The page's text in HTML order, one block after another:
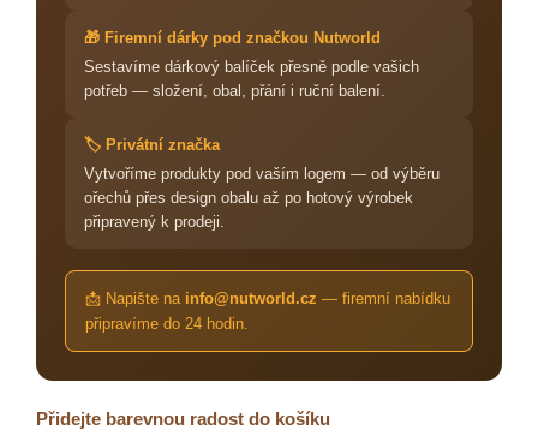
🎁 Firemní dárky pod značkou Nutworld
Sestavíme dárkový balíček přesně podle vašich
potřeb — složení, obal, přání i ruční balení.
🏷️ Privátní značka
Vytvoříme produkty pod vaším logem — od výběru
ořechů přes design obalu až po hotový výrobek
připravený k prodeji.
📩 Napište na info@nutworld.cz — firemní nabídku
připravíme do 24 hodin.
Přidejte barevnou radost do košíku